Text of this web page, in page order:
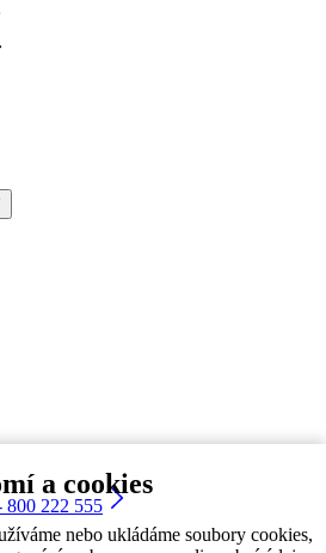
a cookies
nebo ukládáme soubory cookies,
800 222 555